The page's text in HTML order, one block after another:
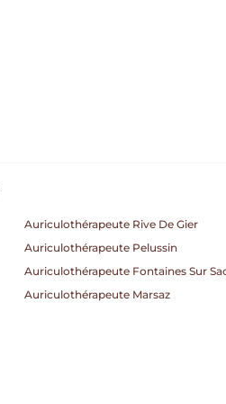
Auriculothérapeute Rive De Gier
Auriculothérapeute Pelussin
Auriculothérapeute Fontaines Sur
Auriculothérapeute Marsaz